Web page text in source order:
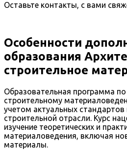
Оставьте контакты, с вами
Особенности
образования
строительное
Образовательная программа по
строительному
учетом актуальных стандартов
строительной отрасли. Курс
изучение теоретических и
материаловедения, включая
материалы.